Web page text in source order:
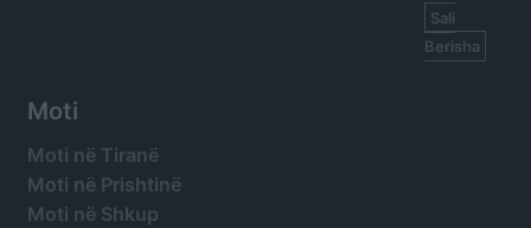
Sali
Berisha
Moti
Moti në Tiranë
Moti në Prishtinë
Moti në Shkup